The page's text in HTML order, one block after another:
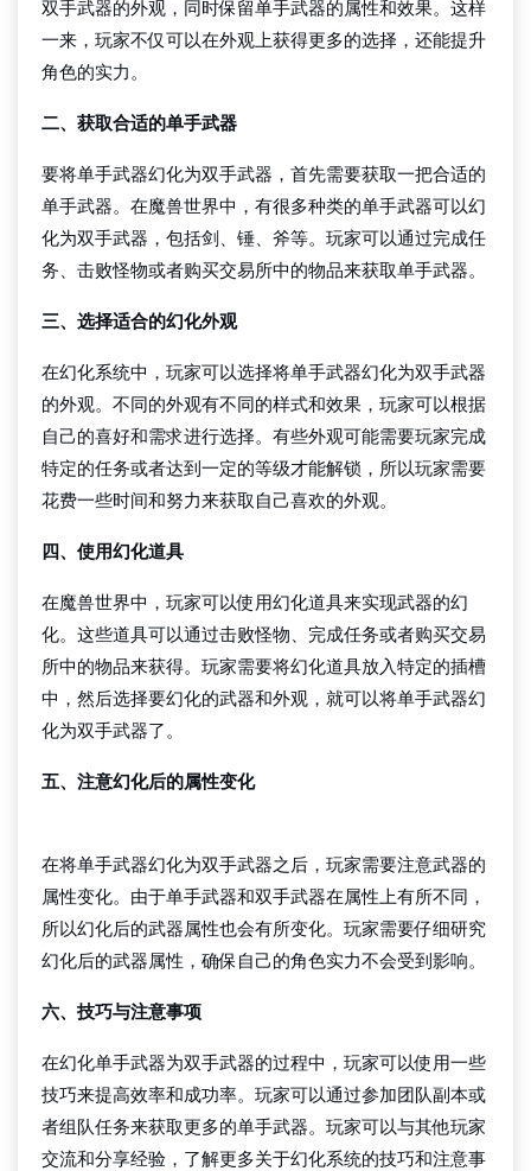
双手武器的外观，同时保留单手武器的属性和效果。这样
一来，玩家不仅可以在外观上获得更多的选择，还能提升
角色的实力。
二、获取合适的单手武器
要将单手武器幻化为双手武器，首先需要获取一把合适的
单手武器。在魔兽世界中，有很多种类的单手武器可以幻
化为双手武器，包括剑、锤、斧等。玩家可以通过完成任
务、击败怪物或者购买交易所中的物品来获取单手武器。
三、选择适合的幻化外观
在幻化系统中，玩家可以选择将单手武器幻化为双手武器
的外观。不同的外观有不同的样式和效果，玩家可以根据
自己的喜好和需求进行选择。有些外观可能需要玩家完成
特定的任务或者达到一定的等级才能解锁，所以玩家需要
花费一些时间和努力来获取自己喜欢的外观。
四、使用幻化道具
在魔兽世界中，玩家可以使用幻化道具来实现武器的幻
化。这些道具可以通过击败怪物、完成任务或者购买交易
所中的物品来获得。玩家需要将幻化道具放入特定的插槽
中，然后选择要幻化的武器和外观，就可以将单手武器幻
化为双手武器了。
五、注意幻化后的属性变化
在将单手武器幻化为双手武器之后，玩家需要注意武器的
属性变化。由于单手武器和双手武器在属性上有所不同，
所以幻化后的武器属性也会有所变化。玩家需要仔细研究
幻化后的武器属性，确保自己的角色实力不会受到影响。
六、技巧与注意事项
在幻化单手武器为双手武器的过程中，玩家可以使用一些
技巧来提高效率和成功率。玩家可以通过参加团队副本或
者组队任务来获取更多的单手武器。玩家可以与其他玩家
交流和分享经验，了解更多关于幻化系统的技巧和注意事